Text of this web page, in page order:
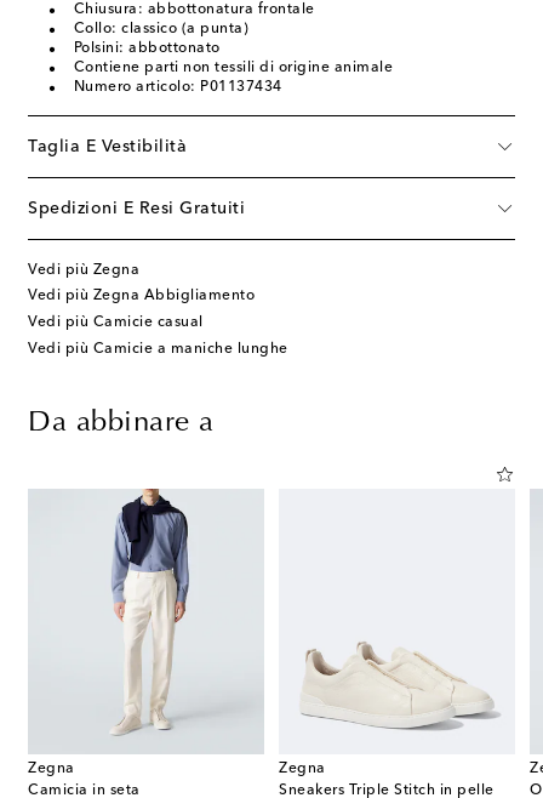
Chiusura: abbottonatura frontale
Collo: classico (a punta)
Polsini: abbottonato
Contiene parti non tessili di origine animale
Numero articolo: P01137434
Taglia E Vestibilità
Spedizioni E Resi Gratuiti
Vedi più Zegna
Vedi più Zegna Abbigliamento
Vedi più Camicie casual
Vedi più Camicie a maniche lunghe
Da abbinare a
Zegna
Camicia in seta
Zegna
Sneakers Triple Stitch in pelle